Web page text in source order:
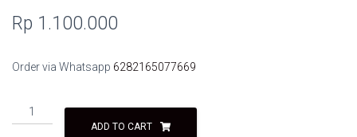
Rp 1.100.000
Order via Whatsapp 6282165077669
Gelang
perak
ADD TO CART